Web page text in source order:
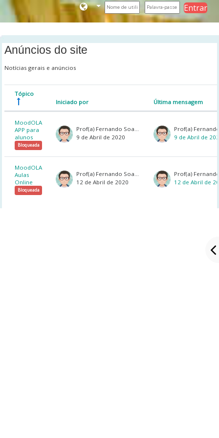
Ir para o conteúdo principal
Entrar
Anúncios do site
Notícias gerais e anúncios
Lista de tópicos. A mostrar 2 de 2
Estado
Tópico
Iniciado por
Última mensagem
MoodOLA
APP para
alunos
Bloqueada
Prof(a) Fernando Soares
9 de Abril de 2020
9 de Abril de
MoodOLA
Aulas
Online
Bloqueada
Prof(a) Fernando Soares
12 de Abril de 2020
12 de Abril de